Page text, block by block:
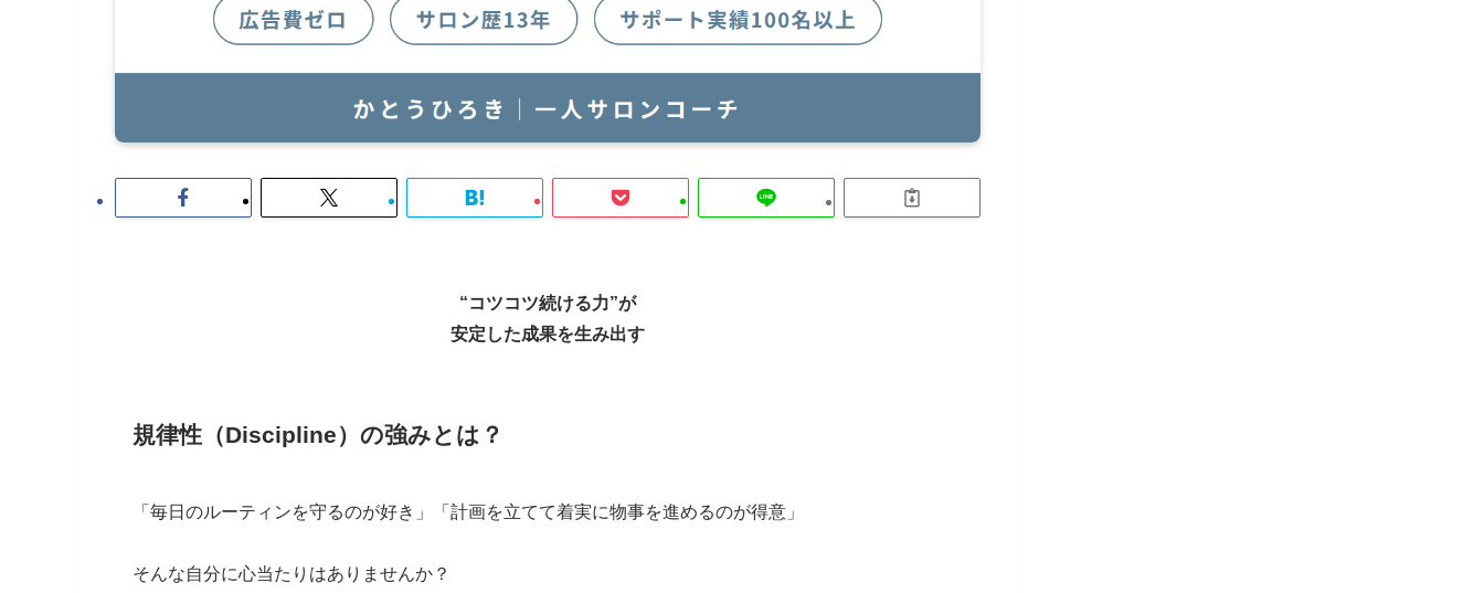
“コツコツ続ける力”が
安定した成果を生み出す
規律性（Discipline）の強みとは？
「毎日のルーティンを守るのが好き」「計画を立てて着実に物事を進めるのが得意」
そんな自分に心当たりはありませんか？